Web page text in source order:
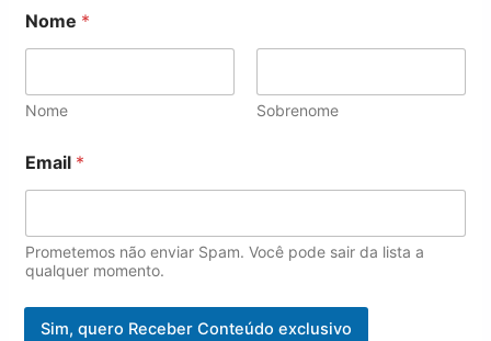
Nome *
Nome Sobrenome
E
m
l
E
a
Email *
Prometemos não enviar Spam. Você pode sair da lista a
qualquer momento.
Sim, quero Receber Conteúdo exclusivo